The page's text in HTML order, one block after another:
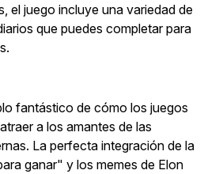
el juego incluye una variedad de
que puedes completar para
fantástico de cómo los juegos
a los amantes de las
La perfecta integración de la
ganar" y los memes de Elon